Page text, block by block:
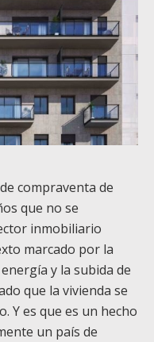
compraventa de
que no se
inmobiliario
marcado por la
y la subida de
que la vivienda se
Y es que es un hecho
un país de